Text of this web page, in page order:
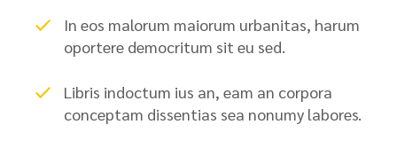
In eos malorum maiorum urbanitas, harum
oportere democritum sit eu sed.
Libris indoctum ius an, eam an corpora
conceptam dissentias sea nonumy labores.